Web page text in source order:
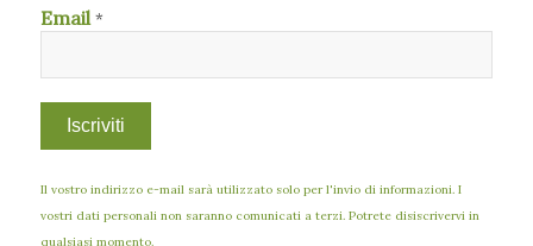
Email*
Il vostro indirizzo e-mail sarà utilizzato solo per l'invio di informazioni. I
vostri dati personali non saranno comunicati a terzi. Potrete disiscrivervi in
qualsiasi momento.